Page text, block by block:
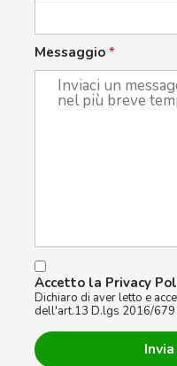
Messaggio *
Accetto la Privacy
Dichiaro di aver letto e
dell'art.13 D.lgs 2016/679